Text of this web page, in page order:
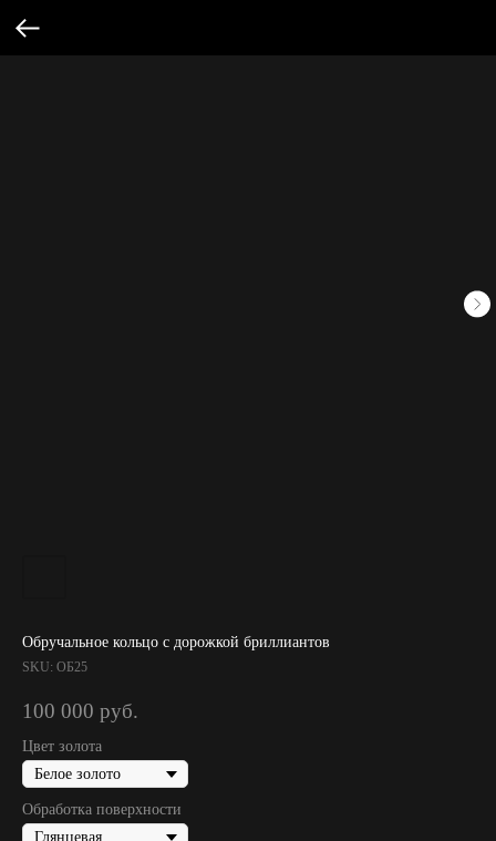
Обручальное кольцо с дорожкой бриллиантов
SKU: ОБ25
100 000 руб.
Цвет золота
Обработка поверхности